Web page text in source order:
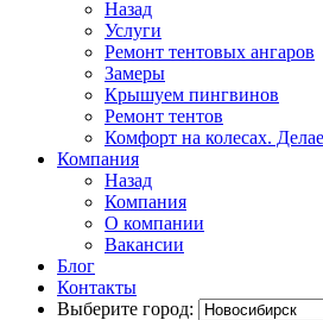
Назад
Услуги
Ремонт тентовых ангаров
Замеры
Крышуем пингвинов
Ремонт тентов
Комфорт на колесах.
Компания
Назад
Компания
О компании
Вакансии
Блог
Контакты
Выберите город: